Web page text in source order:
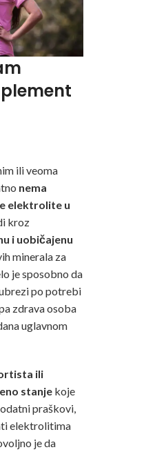
ili veoma
nema
elektrolite u
kroz
i uobičajenu
minerala za
je sposobno da
po potrebi
zdrava osoba
uglavnom
ili
stanje koje
praškovi,
elektrolitima
je da